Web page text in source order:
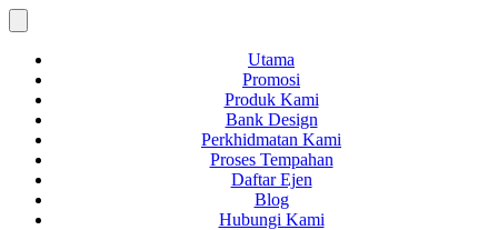
Utama
Promosi
Produk Kami
Bank Design
Perkhidmatan Kami
Proses Tempahan
Daftar Ejen
Blog
Hubungi Kami